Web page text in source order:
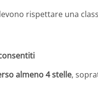
rispettare una
almeno 4 stelle,